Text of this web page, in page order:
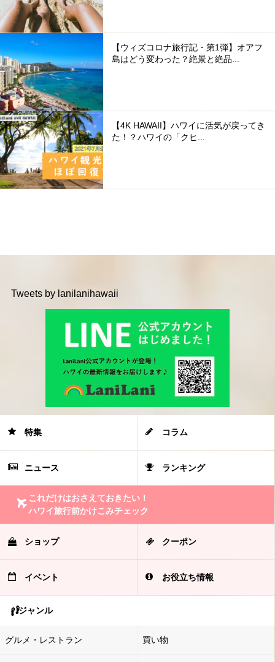
【ウィズコロナ旅行記・第1弾】オアフ
島はどう変わった？絶景と絶品...
【4K HAWAII】ハワイに活気が戻ってき
た！？ハワイの「クヒ...
Tweets by lanilanihawaii
特集 コラム
ニュース ランキング
これだけはおさえておきたい！
ハワイ旅行前かけこみチェック
ショップ クーポン
イベント お役立ち情報
ジャンル
グルメ・レストラン 買い物